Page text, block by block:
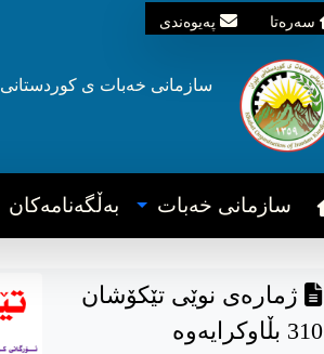
سه‌ره‌تا په‌یوه‌ندی
سازمانی خه‌بات ی کوردستانی
سازمانی خه‌بات به‌ڵگه‌نامه‌کان
ژماره‌ی نوێی تێکۆشان
310 بڵاوکرایه‌وه‌